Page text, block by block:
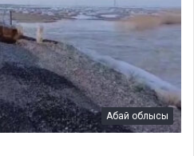
Абай облысы